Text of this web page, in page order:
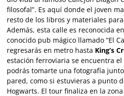
filosofal”. Es aquí donde el joven
resto de los libros y materiales
Además, esta calle es reconocida
conocido pub mágico llamado “El
regresarás en metro hasta King’s
estación ferroviaria se encuentra
podrás tomarte una fotografía
pared, como si estuvieras a punto
Hogwarts. El tour finaliza en la